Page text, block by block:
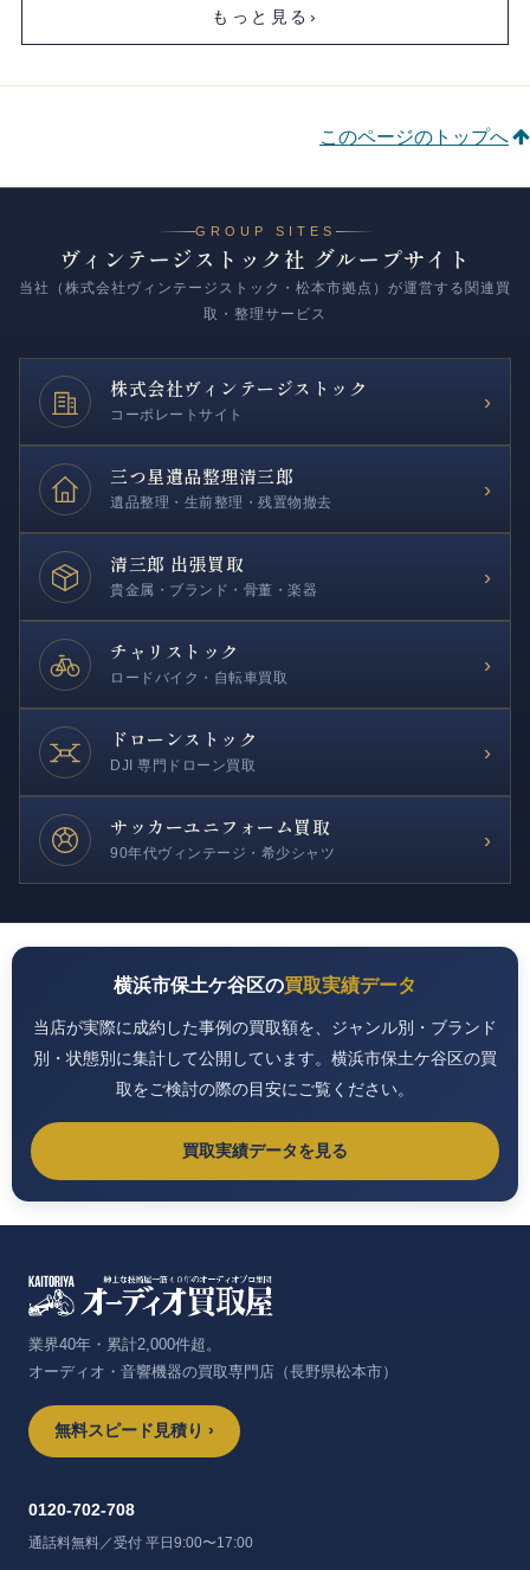
もっと見る ›
このページのトップへ
GROUP SITES
ヴィンテージストック社 グループサイト
当社（株式会社ヴィンテージストック・松本市拠点）が運営する関連買
取・整理サービス
株式会社ヴィンテージストック
コーポレートサイト
›
三つ星遺品整理清三郎
遺品整理・生前整理・残置物撤去
›
清三郎 出張買取
貴金属・ブランド・骨董・楽器
›
チャリストック
ロードバイク・自転車買取
›
ドローンストック
DJI 専門ドローン買取
›
サッカーユニフォーム買取
90年代ヴィンテージ・希少シャツ
›
横浜市保土ケ谷区の買取実績データ
当店が実際に成約した事例の買取額を、ジャンル別・ブランド
別・状態別に集計して公開しています。横浜市保土ケ谷区の買
取をご検討の際の目安にご覧ください。
買取実績データを見る
業界40年・累計2,000件超。
オーディオ・音響機器の買取専門店（長野県松本市）
無料スピード見積り ›
0120-702-708
通話料無料／受付 平日9:00〜17:00